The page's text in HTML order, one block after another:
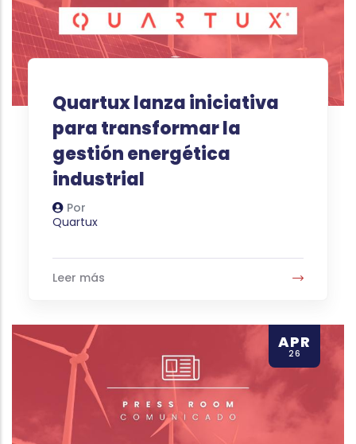
Quartux lanza iniciativa
para transformar la
gestión energética
industrial
Por
Autor
Quartux
Leer más
APR
26